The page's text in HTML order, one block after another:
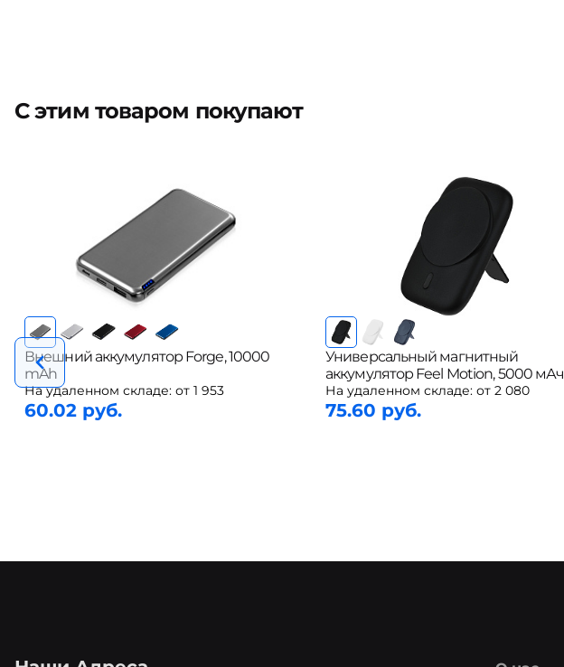
С этим товаром покупают
Внешний аккумулятор Forge, 10000
mAh
На удаленном складе: от 1 953
60.02 руб.
Универсальный магнитный
аккумулятор Feel Motion, 5000 мАч
На удаленном складе: от 2 080
75.60 руб.